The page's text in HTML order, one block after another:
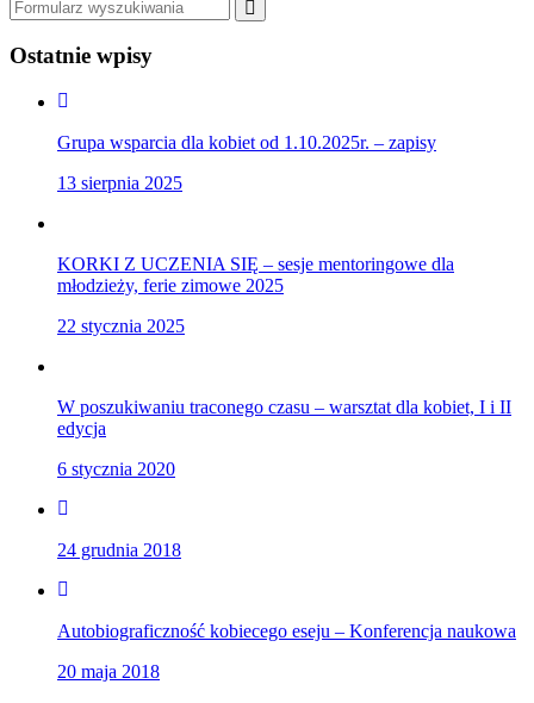
Ostatnie wpisy
Grupa wsparcia dla kobiet od 1.10.2025r. – zapisy
13 sierpnia 2025
KORKI Z UCZENIA SIĘ – sesje mentoringowe dla
młodzieży, ferie zimowe 2025
22 stycznia 2025
W poszukiwaniu traconego czasu – warsztat dla kobiet, I i II
edycja
6 stycznia 2020
24 grudnia 2018
Autobiograficzność kobiecego eseju – Konferencja naukowa
20 maja 2018